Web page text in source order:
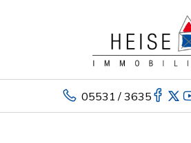
05531 / 3635